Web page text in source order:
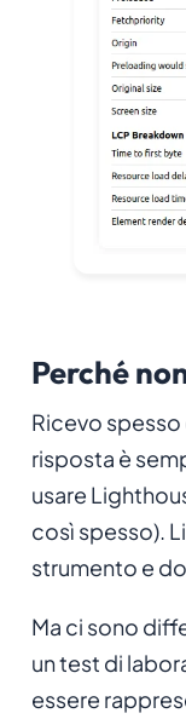
Perché
Ricevo
risposta è
usare
così spesso).
strumento e
Ma ci sono
un test di
essere